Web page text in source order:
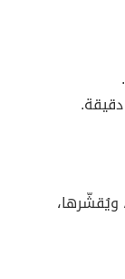
ويُقشّرها،